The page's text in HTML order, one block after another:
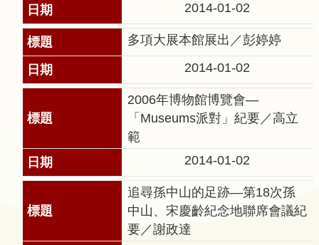
信
見
善
2014-01-02
多項大展本館展出／彭婷婷
2014-01-02
2006年博物館博覽會—
「Museums派對」紀要／高立
範
2014-01-02
追尋孫中山的足跡—第18次孫
中山、宋慶齡紀念地聯席會議紀
要／謝政達